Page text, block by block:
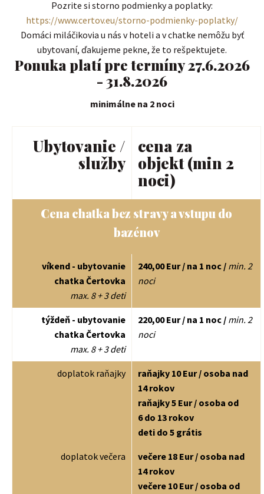
Pozrite si storno podmienky a poplatky:
https://www.certov.eu/storno-podmienky-poplatky/
Domáci miláčikovia u nás v hoteli a v chatke nemôžu byť
ubytovaní, ďakujeme pekne, že to rešpektujete.
Ponuka platí pre termíny 27.6.2026
- 31.8.2026
minimálne na 2 noci
Ubytovanie /
služby
cena za
objekt (min 2
noci)
Cena chatka bez stravy a vstupu do
bazénov
víkend - ubytovanie
chatka Čertovka
max. 8 + 3 deti
240,00 Eur / na 1 noc / min. 2
noci
týždeň - ubytovanie
chatka Čertovka
max. 8 + 3 deti
220,00 Eur / na 1 noc / min. 2
noci
doplatok raňajky
raňajky 10 Eur / osoba nad
14 rokov
raňajky 5 Eur / osoba od
6 do 13 rokov
deti do 5 grátis
doplatok večera
večere 18 Eur / osoba nad
14 rokov
večere 10 Eur / osoba od